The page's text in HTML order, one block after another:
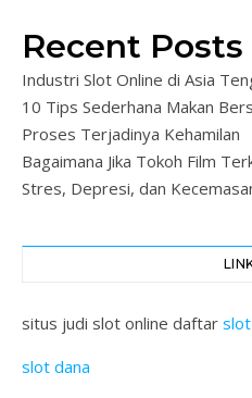
Recent Posts
Industri Slot Online di Asia
10 Tips Sederhana Makan
Proses Terjadinya Kehamilan
Bagaimana Jika Tokoh Film
Stres, Depresi, dan
situs judi slot online daftar
slot dana